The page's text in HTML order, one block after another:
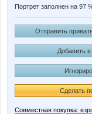
Портрет заполнен на 97
Отправить
Добавить в
Сделать
Совместная покупка: